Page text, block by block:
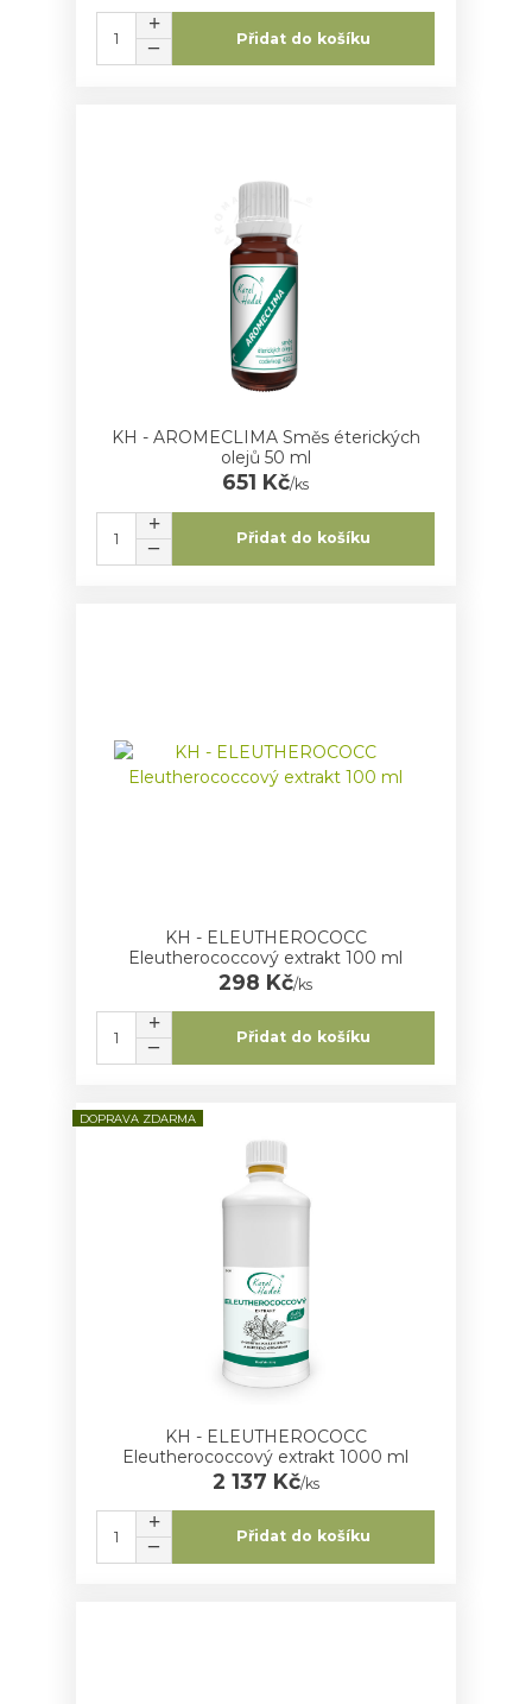
Přidat do košíku
KH - AROMECLIMA Směs éterických
olejů 50 ml
651 Kč/ks
Přidat do košíku
KH - ELEUTHEROCOCC
Eleutherococcový extrakt 100 ml
298 Kč/ks
Přidat do košíku
DOPRAVA ZDARMA
KH - ELEUTHEROCOCC
Eleutherococcový extrakt 1000 ml
2 137 Kč/ks
Přidat do košíku